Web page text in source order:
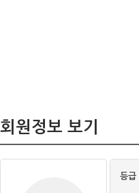
회원정보 보기
등급